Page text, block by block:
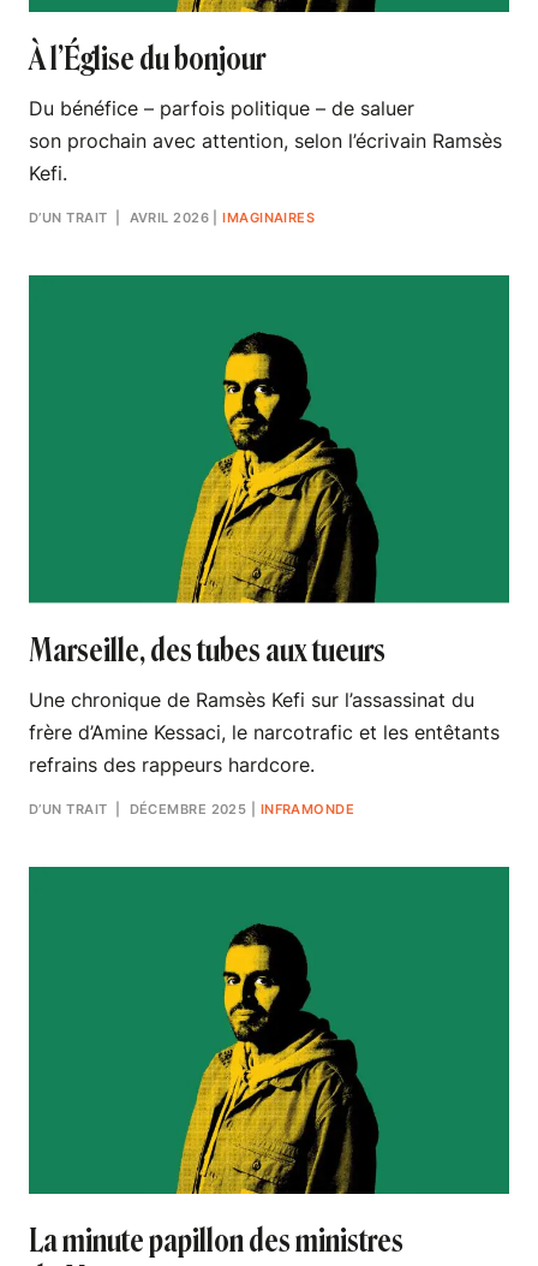
À l’Église du bonjour
Du bénéfice – parfois politique – de saluer
son prochain avec attention, selon l’écrivain Ramsès
Kefi.
D’UN TRAIT | AVRIL 2026 |IMAGINAIRES
Marseille, des tubes aux tueurs
Une chronique de Ramsès Kefi sur l’assassinat du
frère d’Amine Kessaci, le narcotrafic et les entêtants
refrains des rappeurs hardcore.
D’UN TRAIT | DÉCEMBRE 2025 INFRAMONDE
La minute papillon des ministres